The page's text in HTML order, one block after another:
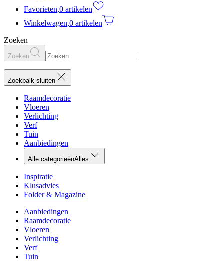
Favorieten,0 artikelen
Winkelwagen,0 artikelen
Zoeken
Zoeken
Zoekbalk sluiten
Raamdecoratie
Vloeren
Verlichting
Verf
Tuin
Aanbiedingen
Alle categorieënAlles
Inspiratie
Klusadvies
Folder & Magazine
Aanbiedingen
Raamdecoratie
Vloeren
Verlichting
Verf
Tuin